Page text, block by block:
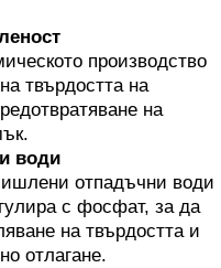
производство
твърдостта на
на
води
отпадъчни води
с фосфат, за да
на твърдостта и
отлагане.